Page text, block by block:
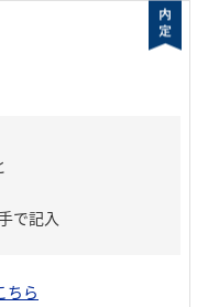
で記入
ちら